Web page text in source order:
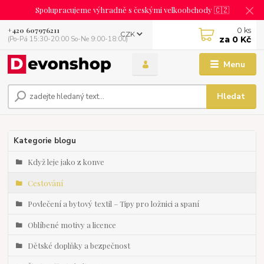
Spolupracujeme výhradně s českými velkoobchody 🇨🇿
Menu
CZK
Hledat
+420 607976211
(Po-Pá 15:30-20:00 So-Ne 9:00-18:00)
0 ks
za 0 Kč
Kategorie blogu
Když leje jako z konve
Cestování
Povlečení a bytový textil – Tipy pro ložnici a spaní
Oblíbené motivy a licence
Dětské doplňky a bezpečnost